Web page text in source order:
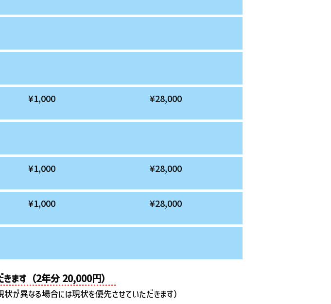
¥1,000 ¥28,000
¥1,000 ¥28,000
¥1,000 ¥28,000
が異なる場合には現状を優先させていただきます）
ます（2年分 20,000円）